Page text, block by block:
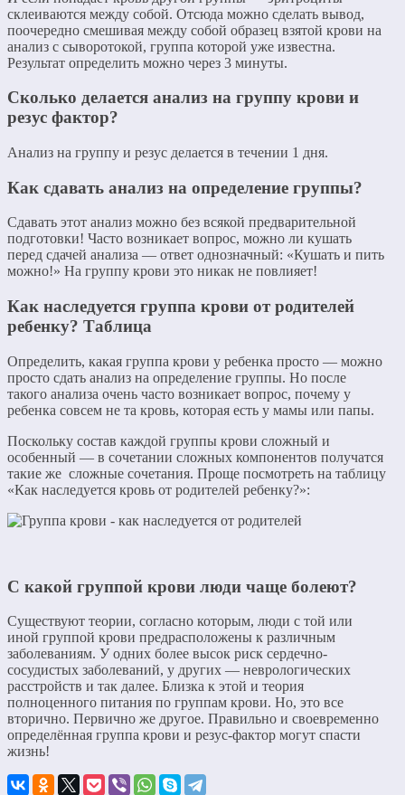
склеиваются между собой. Отсюда можно сделать вывод,
поочередно смешивая между собой образец взятой крови на
анализ с сыворотокой, группа которой уже известна.
Результат определить можно через 3 минуты.
Сколько делается анализ на группу крови и
резус фактор?
Анализ на группу и резус делается в течении 1 дня.
Как сдавать анализ на определение группы?
Сдавать этот анализ можно без всякой предварительной
подготовки! Часто возникает вопрос, можно ли кушать
перед сдачей анализа — ответ однозначный: «Кушать и пить
можно!» На группу крови это никак не повлияет!
Как наследуется группа крови от родителей
ребенку? Таблица
Определить, какая группа крови у ребенка просто — можно
просто сдать анализ на определение группы. Но после
такого анализа очень часто возникает вопрос, почему у
ребенка совсем не та кровь, которая есть у мамы или папы.
Поскольку состав каждой группы крови сложный и
особенный — в сочетании сложных компонентов получатся
такие же сложные сочетания. Проще посмотреть на таблицу
«Как наследуется кровь от родителей ребенку?»:
С какой группой крови люди чаще болеют?
Существуют теории, согласно которым, люди с той или
иной группой крови предрасположены к различным
заболеваниям. У одних более высок риск сердечно-
сосудистых заболеваний, у других — неврологических
расстройств и так далее. Близка к этой и теория
полноценного питания по группам крови. Но, это все
вторично. Первично же другое. Правильно и своевременно
определённая группа крови и резус-фактор могут спасти
жизнь!